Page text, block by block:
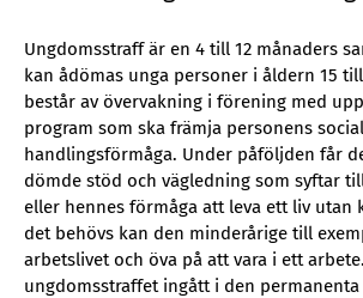
Ungdomsstraff är en 4 till 12 månaders
kan ådömas unga personer i åldern 15
består av övervakning i förening med
program som ska främja personens
handlingsförmåga. Under påföljden får
dömde stöd och vägledning som syftar
eller hennes förmåga att leva ett liv utan
det behövs kan den minderårige till
arbetslivet och öva på att vara i ett
ungdomsstraffet ingått i den